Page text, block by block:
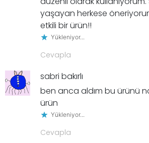
yaşayan herkese
etkili bir ürün!!
Yükleniyor...
Cevapla
sabri bakırlı
ben anca aldım bu ürünü
ürün
Yükleniyor...
Cevapla